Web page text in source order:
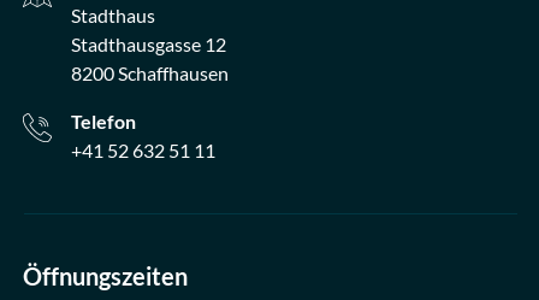
Stadthaus
Stadthausgasse 12
8200 Schaffhausen
Telefon
+41 52 632 51 11
Öffnungszeiten